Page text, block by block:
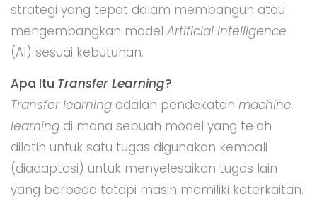
strategi yang tepat dalam membangun atau
mengembangkan model Artificial Intelligence
(AI) sesuai kebutuhan.
Apa Itu Transfer Learning?
Transfer learning adalah pendekatan machine
learning di mana sebuah model yang telah
dilatih untuk satu tugas digunakan kembali
(diadaptasi) untuk menyelesaikan tugas lain
yang berbeda tetapi masih memiliki keterkaitan.